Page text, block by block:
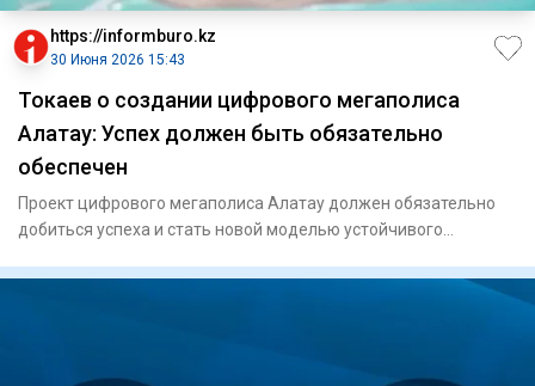
https://informburo.kz
30 Июня 2026 15:43
Токаев о создании цифрового мегаполиса
Алатау: Успех должен быть обязательно
обеспечен
Проект цифрового мегаполиса Алатау должен обязательно
добиться успеха и стать новой моделью устойчивого